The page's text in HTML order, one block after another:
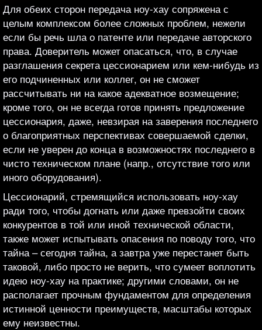
Для обеих сторон передача ноу-хау сопряжена с
целым комплексом более сложных проблем, нежели
если бы речь шла о патенте или передаче авторского
права. Доверитель может опасаться, что, в случае
разглашения секрета цессионарием или кем-нибудь из
его подчиненных или коллег, он не сможет
рассчитывать ни на какое адекватное возмещение;
кроме того, он не всегда готов принять предложение
цессионария, даже, невзирая на заверения последнего
о благоприятных перспективах совершаемой сделки,
если не уверен до конца в возможностях последнего в
чисто техническом плане (напр., отсутствие того или
иного оборудования).
Цессионарий, стремящийся использовать ноу-хау
ради того, чтобы догнать или даже превзойти своих
конкурентов в той или иной технической области,
также может испытывать опасения по поводу того, что
тайна – сегодня тайна, а завтра уже перестанет быть
таковой, либо просто не верить, что сумеет воплотить
идею ноу-хау на практике; другими словами, он не
располагает прочным фундаментом для определения
истинной ценности преимуществ, масштабы которых
ему неизвестны.